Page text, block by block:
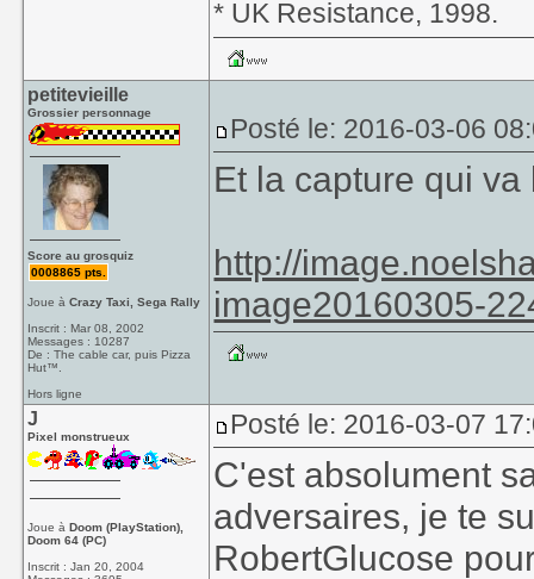
* UK Resistance, 1998.
petitevieille
Grossier personnage
Score au grosquiz
0008865 pts.
Joue àCrazy Taxi, Sega Rally
Inscrit : Mar 08, 2002
Messages : 10287
De : The cable car, puis Pizza
Hut™.
Hors ligne
Posté le: 2016-03-06
Et la capture qui va
http://
image20160305-
J
Pixel monstrueux
Joue àDoom (PlayStation),
Doom 64 (PC)
Inscrit : Jan 20, 2004
Posté le: 2016-03-07
C'est absolument
adversaires, je te
RobertGlucose